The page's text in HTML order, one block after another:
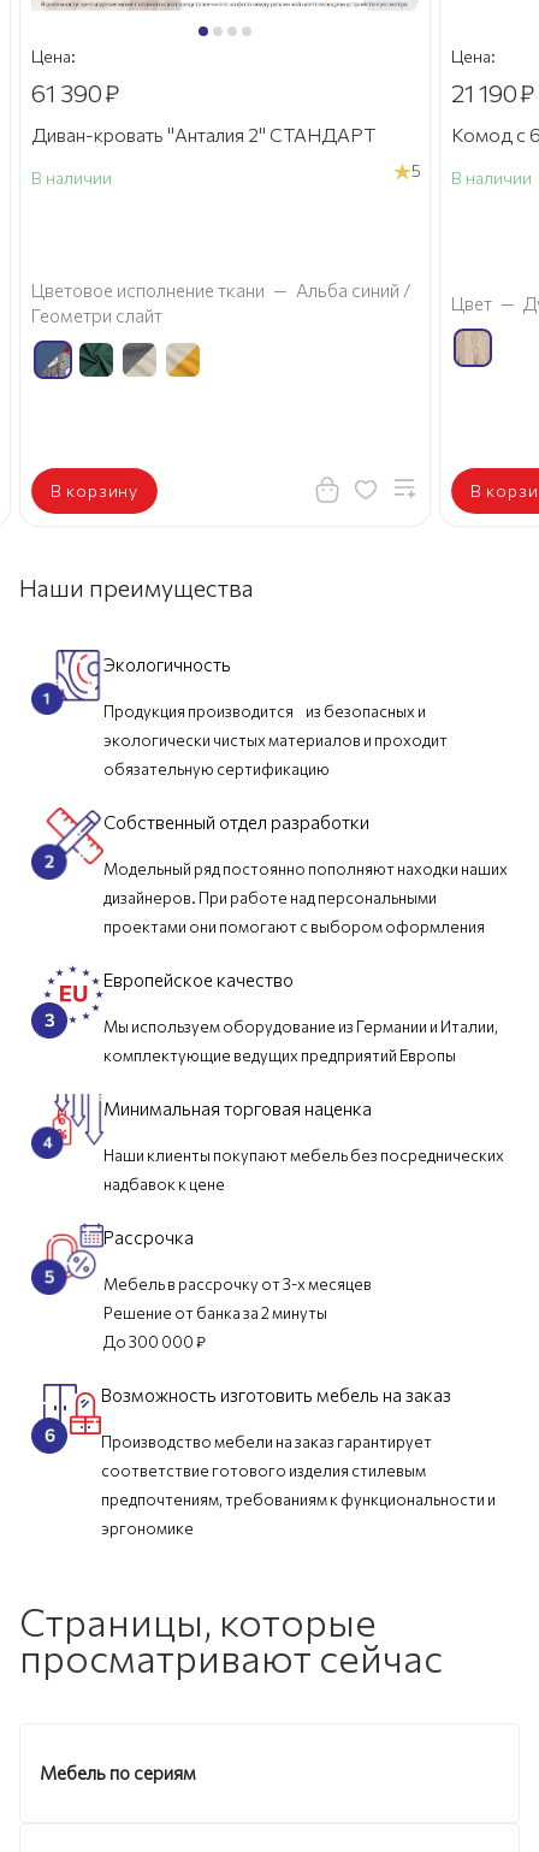
Цена:
61 390₽
Диван-кровать "Анталия 2" СТАНДАРТ
В наличии 5
Цветовое исполнение ткани — Альба синий /
Геометри слайт
В корзину
Цена:
21 190₽
Комод с
В наличии
Цвет —
В
Наши преимущества
Экологичность
Продукция производится из безопасных и
экологически чистых материалов и проходит
обязательную сертификацию
Собственный отдел разработки
Модельный ряд постоянно пополняют находки наших
дизайнеров. При работе над персональными
проектами они помогают с выбором оформления
Европейское качество
Мы используем оборудование из Германии и Италии,
комплектующие ведущих предприятий Европы
Минимальная торговая наценка
Наши клиенты покупают мебель без посреднических
надбавок к цене
Рассрочка
Мебель в рассрочку от 3-х месяцев
Решение от банка за 2 минуты
До 300 000 ₽
Возможность изготовить мебель на заказ
Производство мебели на заказ гарантирует
соответствие готового изделия стилевым
предпочтениям, требованиям к функциональности и
эргономике
Страницы, которые
просматривают сейчас
Мебель по сериям